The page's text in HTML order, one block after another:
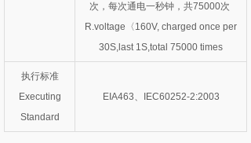
次，每次通电一秒钟，共75000次
R.voltage〈160V, charged once per
30S,last 1S,total 75000 times
执行标准
Executing
Standard
EIA463、IEC60252-2:2003